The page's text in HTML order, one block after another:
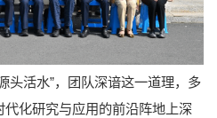
活水”，团队深谙这一道理，多
化研究与应用的前沿阵地上深